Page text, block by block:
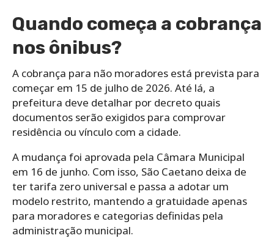
Quando começa a cobrança
nos ônibus?
A cobrança para não moradores está prevista para
começar em 15 de julho de 2026. Até lá, a
prefeitura deve detalhar por decreto quais
documentos serão exigidos para comprovar
residência ou vínculo com a cidade.
A mudança foi aprovada pela Câmara Municipal
em 16 de junho. Com isso, São Caetano deixa de
ter tarifa zero universal e passa a adotar um
modelo restrito, mantendo a gratuidade apenas
para moradores e categorias definidas pela
administração municipal.